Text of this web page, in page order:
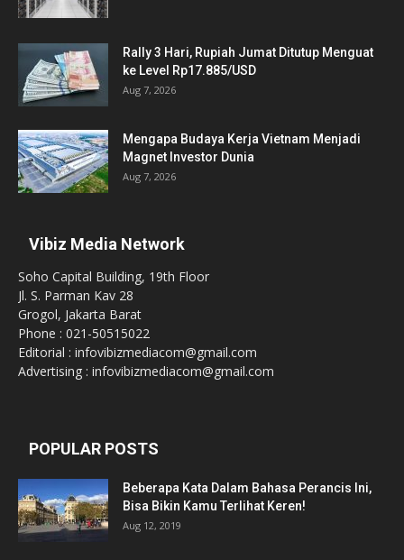
Rally 3 Hari, Rupiah Jumat Ditutup Menguat
ke Level Rp17.885/USD
Aug 7, 2026
Mengapa Budaya Kerja Vietnam Menjadi
Magnet Investor Dunia
Aug 7, 2026
Vibiz Media Network
Soho Capital Building, 19th Floor
Jl. S. Parman Kav 28
Grogol, Jakarta Barat
Phone : 021-50515022
Editorial : infovibizmediacom@gmail.com
Advertising : infovibizmediacom@gmail.com
POPULAR POSTS
Beberapa Kata Dalam Bahasa Perancis Ini,
Bisa Bikin Kamu Terlihat Keren!
Aug 12, 2019